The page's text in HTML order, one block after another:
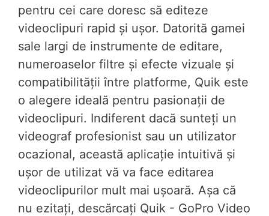
pentru cei care doresc să editeze
videoclipuri rapid și ușor. Datorită gamei
sale largi de instrumente de editare,
numeroaselor filtre și efecte vizuale și
compatibilității între platforme, Quik este
o alegere ideală pentru pasionații de
videoclipuri. Indiferent dacă sunteți un
videograf profesionist sau un utilizator
ocazional, această aplicație intuitivă și
ușor de utilizat vă va face editarea
videoclipurilor mult mai ușoară. Așa că
nu ezitați, descărcați Quik - GoPro Video